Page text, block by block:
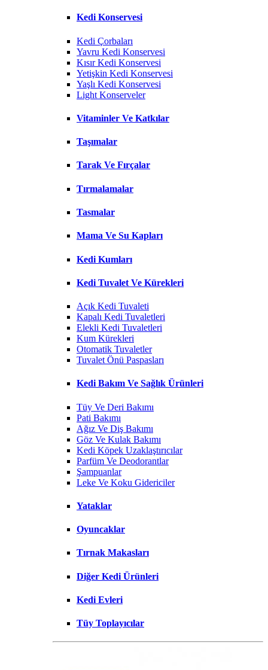
Kedi Konservesi
Kedi Çorbaları
Yavru Kedi Konservesi
Kısır Kedi Konservesi
Yetişkin Kedi Konservesi
Yaşlı Kedi Konservesi
Light Konserveler
Vitaminler Ve Katkılar
Taşımalar
Tarak Ve Fırçalar
Tırmalamalar
Tasmalar
Mama Ve Su Kapları
Kedi Kumları
Kedi Tuvalet Ve Kürekleri
Açık Kedi Tuvaleti
Kapalı Kedi Tuvaletleri
Elekli Kedi Tuvaletleri
Kum Kürekleri
Otomatik Tuvaletler
Tuvalet Önü Paspasları
Kedi Bakım Ve Sağlık Ürünleri
Tüy Ve Deri Bakımı
Pati Bakımı
Ağız Ve Diş Bakımı
Göz Ve Kulak Bakımı
Kedi Köpek Uzaklaştırıcılar
Parfüm Ve Deodorantlar
Şampuanlar
Leke Ve Koku Gidericiler
Yataklar
Oyuncaklar
Tırnak Makasları
Diğer Kedi Ürünleri
Kedi Evleri
Tüy Toplayıcılar